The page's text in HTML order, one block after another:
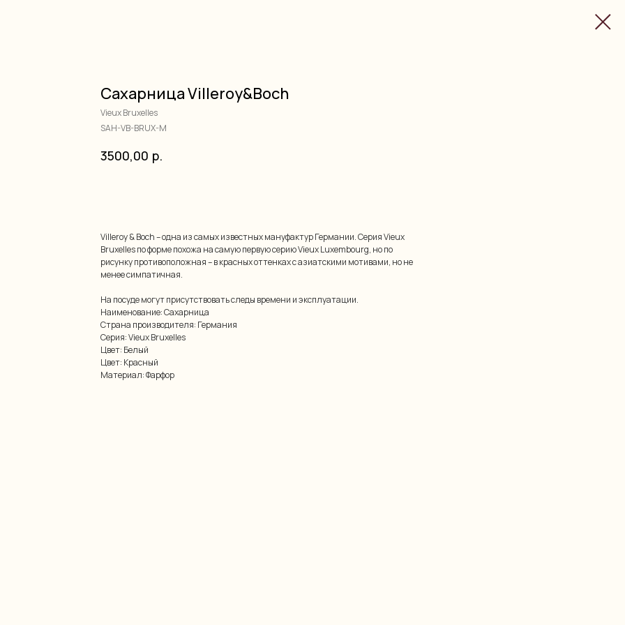
Сахарница Villeroy&Boch
Vieux Bruxelles
SAH-VB-BRUX-M
3500,00 р.
Villeroy & Boch – одна из самых известных мануфактур Германии. Серия Vieux
Bruxelles по форме похожа на самую первую серию Vieux Luxembourg, но по
рисунку противоположная – в красных оттенках с азиатскими мотивами, но не
менее симпатичная.
На посуде могут присутствовать следы времени и эксплуатации.
Наименование: Сахарница
Страна производителя: Германия
Серия: Vieux Bruxelles
Цвет: Белый
Цвет: Красный
Материал: Фарфор